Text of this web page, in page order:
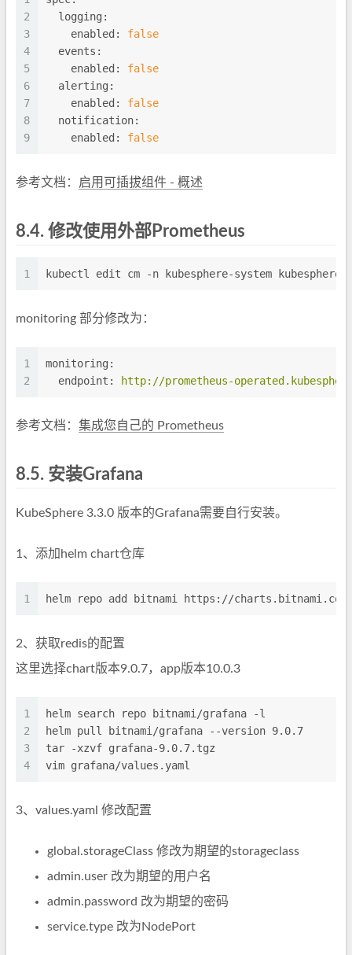
2
3
4
5
6
7
8
9
logging:
enabled:
false
events:
enabled:
false
alerting:
enabled:
false
notification:
enabled:
false
参考文档： 启用可插拔组件 - 概述
8.4. 修改使用外部Prometheus
1 kubectl edit cm -n kubesphere-system
monitoring 部分修改为：
1
2
monitoring:
endpoint:
http://prometheus-
参考文档： 集成您自己的 Prometheus
8.5. 安装Grafana
KubeSphere 3.3.0 版本的Grafana需要自行安装。
1、添加helm chart仓库
1 helm repo add bitnami https://
2、获取redis的配置
这里选择chart版本9.0.7，app版本10.0.3
1
2
3
4
helm search repo bitnami/grafana -l
helm pull bitnami/grafana --version 9.0.7
tar -xzvf grafana-9.0.7.tgz
vim grafana/values.yaml
3、values.yaml 修改配置
global.storageClass 修改为期望的storageclass
admin.user 改为期望的用户名
admin.password 改为期望的密码
service.type 改为NodePort